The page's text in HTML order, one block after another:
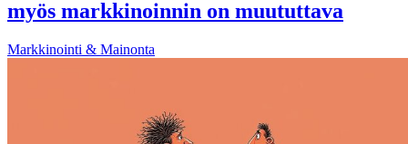
myös markkinoinnin on muututtava
Markkinointi & Mainonta